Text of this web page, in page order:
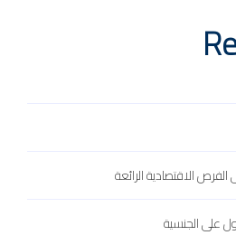
الاقتصادية الرائعة
الجنسية